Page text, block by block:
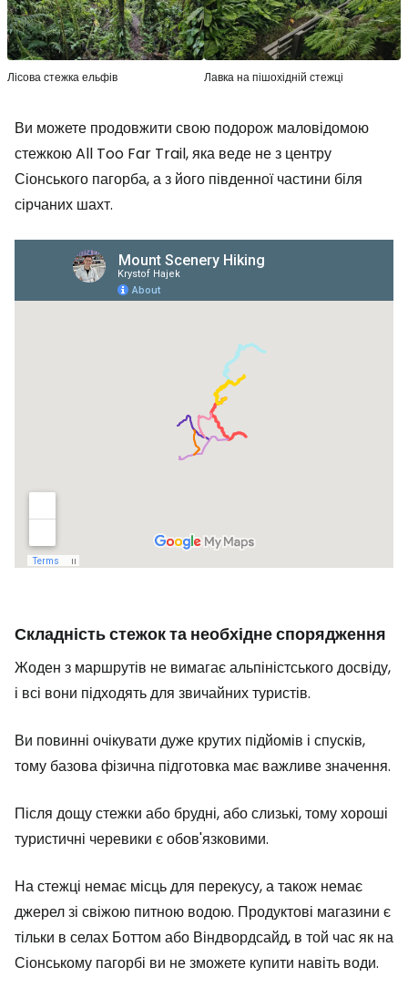
Лісова стежка ельфів Лавка на пішохідній стежці
Ви можете продовжити свою подорож маловідомою
стежкою All Too Far Trail, яка веде не з центру
Сіонського пагорба, а з його південної частини біля
сірчаних шахт.
Складність стежок та необхідне спорядження
Жоден з маршрутів не вимагає альпіністського досвіду,
і всі вони підходять для звичайних туристів.
Ви повинні очікувати дуже крутих підйомів і спусків,
тому базова фізична підготовка має важливе значення.
Після дощу стежки або брудні, або слизькі, тому хороші
туристичні черевики є обов'язковими.
На стежці немає місць для перекусу, а також немає
джерел зі свіжою питною водою. Продуктові магазини є
тільки в селах Боттом або Віндвордсайд, в той час як на
Сіонському пагорбі ви не зможете купити навіть води.